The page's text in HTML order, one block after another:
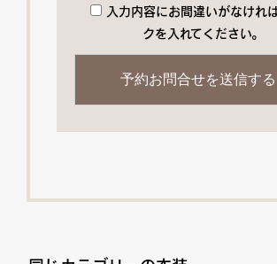
入力内容にお間違いがなけれ
クを入れてください。